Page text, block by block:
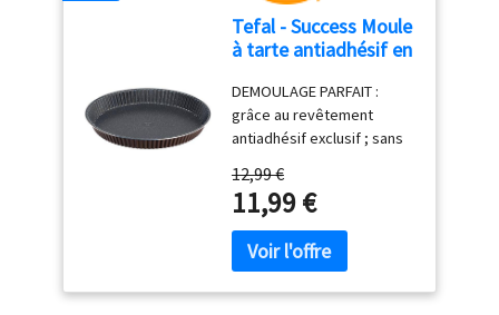
Tefal - Success Moule
à tarte antiadhésif en
30 cm
DEMOULAGE PARFAIT :
grâce au revêtement
antiadhésif exclusif ; sans
cadmium ; contrôles plus
stricts que ceux exigés par
la réglementation en
vigueur sur le contact
alimentaire HAUTE
RESISTANCE ET DURABILITE
12,99 €
11,99 €